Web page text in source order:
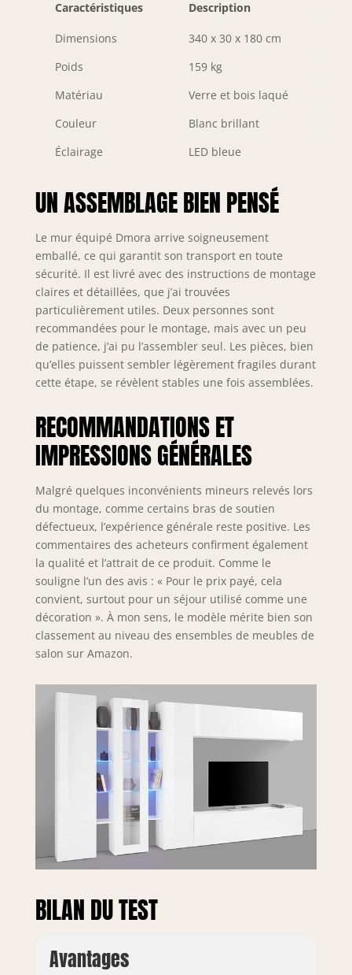
resteront exposés
L'espace à
l'intérieur de l'ante
ranger
livres, objets ou
vaisselle de
PRATIQUE ET
INNOVANT : Ce
caractérise par des
lignes simples et
géométriques et
un design
moderne, c'est la
solution idéale
pour meubler un
salon moderne et
lumineux ou un
d'espace - La
couleur blanc
brillant est très
même temps
temps il s'adapte
facilement à tout
type
d'environnement
100% MADE IN
ITALY: La
production 100%
italienne garantit
fiabilité, résistance,
portée aux
production, le
du détail font de ce
fabrication noble
TECHNIQUES :
Caractéristiques Description
Dimensions
340 x 30 x 180 cm
Poids
159 kg
Matériau
Verre et bois laqué
Couleur
Blanc brillant
Éclairage
LED bleue
UN ASSEMBLAGE BIEN PENSÉ
Le mur équipé Dmora arrive soigneusement
emballé, ce qui garantit son transport en toute
sécurité. Il est livré avec des instructions de montage
claires et détaillées, que j’ai trouvées
particulièrement utiles. Deux personnes sont
recommandées pour le montage, mais avec un peu
de patience, j’ai pu l’assembler seul. Les pièces, bien
qu’elles puissent sembler légèrement fragiles durant
cette étape, se révèlent stables une fois assemblées.
RECOMMANDATIONS ET
IMPRESSIONS GÉNÉRALES
Malgré quelques inconvénients mineurs relevés lors
du montage, comme certains bras de soutien
défectueux, l’expérience générale reste positive. Les
commentaires des acheteurs confirment également
la qualité et l’attrait de ce produit. Comme le
souligne l’un des avis : « Pour le prix payé, cela
convient, surtout pour un séjour utilisé comme une
décoration ». À mon sens, le modèle mérite bien son
classement au niveau des ensembles de meubles de
salon sur Amazon.
BILAN DU TEST
Avantages